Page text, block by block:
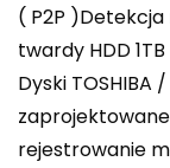
( P2P )Detekcja
twardy HDD 1TB
Dyski TOSHIBA
rejestrowanie